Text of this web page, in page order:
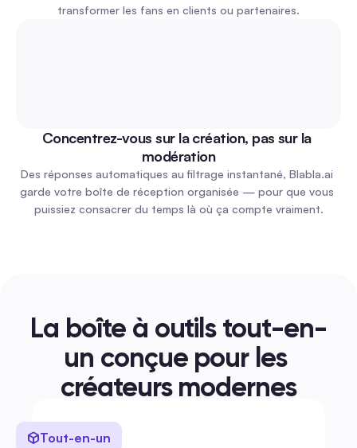
transformer les fans en clients ou partenaires.
Concentrez-vous sur la création, pas sur la
modération
Des réponses automatiques au filtrage instantané, Blabla.ai
garde votre boîte de réception organisée — pour que vous
puissiez consacrer du temps là où ça compte vraiment.
La boîte à outils tout-en-
un conçue pour les
créateurs modernes
Gardez le contrôle partout, tout le temps
Tout-en-un